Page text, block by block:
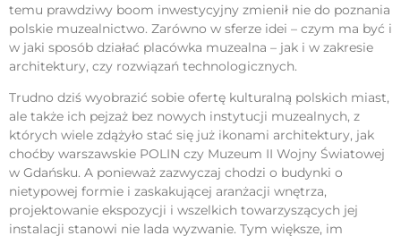
temu prawdziwy boom inwestycyjny zmienił nie do poznania
polskie muzealnictwo. Zarówno w sferze idei – czym ma być i
w jaki sposób działać placówka muzealna – jak i w zakresie
architektury, czy rozwiązań technologicznych.
Trudno dziś wyobrazić sobie ofertę kulturalną polskich miast,
ale także ich pejzaż bez nowych instytucji muzealnych, z
których wiele zdążyło stać się już ikonami architektury, jak
choćby warszawskie POLIN czy Muzeum II Wojny Światowej
w Gdańsku. A ponieważ zazwyczaj chodzi o budynki o
nietypowej formie i zaskakującej aranżacji wnętrza,
projektowanie ekspozycji i wszelkich towarzyszących jej
instalacji stanowi nie lada wyzwanie. Tym większe, im